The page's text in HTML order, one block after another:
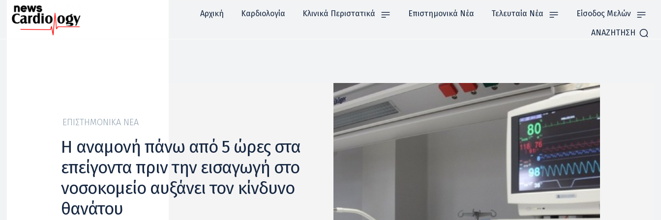
Αρχική Καρδιολογία Κλινικά Περιστατικά Επιστημονικά Νέα Τελευταία Νέα Είσοδος Μελών
ΑΝΑΖΗΤΗΣΗ
ΕΠΙΣΤΗΜΟΝΙΚΆ ΝΈΑ
Η αναμονή πάνω από 5 ώρες στα
επείγοντα πριν την εισαγωγή στο
νοσοκομείο αυξάνει τον κίνδυνο
θανάτου